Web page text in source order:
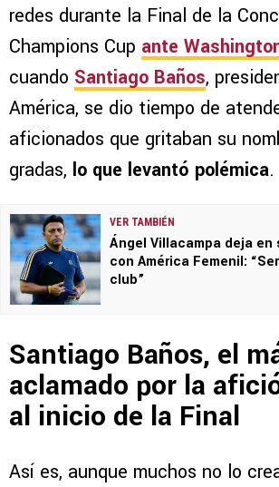
redes durante la Final de la
Champions Cup ante
cuando Santiago Baños,
América, se dio tiempo de
aficionados que gritaban su
gradas, lo que levantó polémica.
VER TAMBIÉN
Ángel Villacampa deja
con América Femenil:
club”
Santiago Baños, el
aclamado por la
al inicio de la Final
Así es, aunque muchos no lo